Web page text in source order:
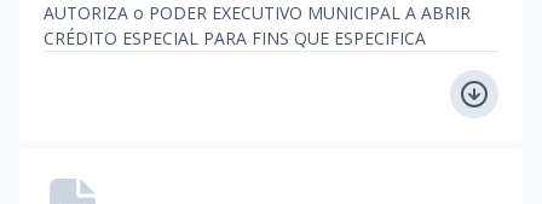
AUTORIZA o PODER EXECUTIVO MUNICIPAL A ABRIR
CRÉDITO ESPECIAL PARA FINS QUE ESPECIFICA